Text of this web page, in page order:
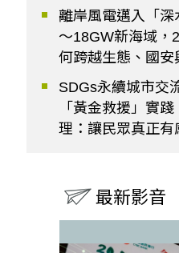
離岸風電邁入「
～18GW新海域，
何跨越生態、國安
SDGs永續城市交
「黃金救援」實
理：讓民眾真正有
最新影音